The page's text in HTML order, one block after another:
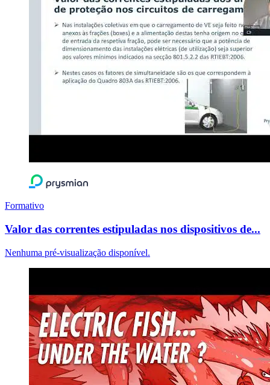
Formativo
Valor das correntes estipuladas nos dispositivos de...
Nenhuma pré-visualização disponível.